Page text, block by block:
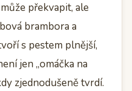
překvapit, ale
brambora a
s pestem plnější,
jen „omáčka na
zjednodušeně tvrdí.